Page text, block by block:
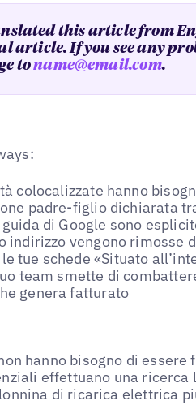
this article from
article. If you see any
toname@email.com.
colocalizzate hanno
padre-figlio dichiarata
di Google sono
indirizzo vengono rimosse
le tue schede «Situato
team smette di
genera fatturato
hanno bisogno di
effettuano una ricerca
di ricarica elettrica